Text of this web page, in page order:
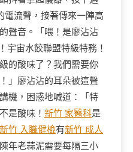
流聲，接著傳來一陣高
聲音。「喂！是廖沾沾
宇宙水餃聯盟特級特務！
的酸味了？我們需要你
」廖沾沾的耳朵被這聲
機，困惑地喊道：「特
是酸味！ 新竹 家醫科是
新竹 入職健檢有新竹 成人
年老蒜泥需要每隔三小